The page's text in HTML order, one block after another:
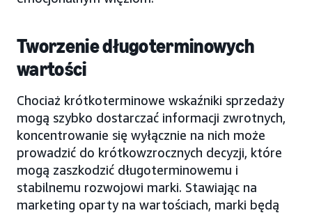
Tworzenie długoterminowych
wartości
Chociaż krótkoterminowe wskaźniki sprzedaży
mogą szybko dostarczać informacji zwrotnych,
koncentrowanie się wyłącznie na nich może
prowadzić do krótkowzrocznych decyzji, które
mogą zaszkodzić długoterminowemu i
stabilnemu rozwojowi marki. Stawiając na
marketing oparty na wartościach, marki będą